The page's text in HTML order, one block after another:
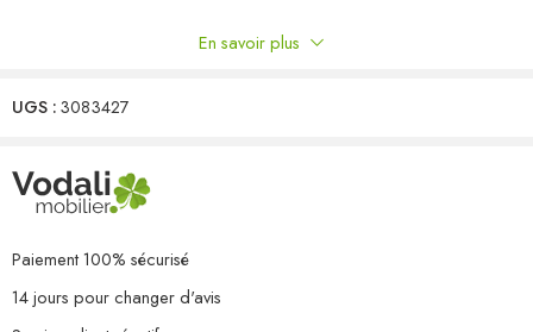
Il n'y a pas encore de critiques.
En savoir plus
UGS :3083427
Paiement 100% sécurisé
14 jours pour changer d'avis